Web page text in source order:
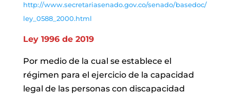
http://www.secretariasenado.gov.co/senado/basedoc/
ley_0588_2000.html
Ley 1996 de 2019
Por medio de la cual se establece el
régimen para el ejercicio de la capacidad
legal de las personas con discapacidad